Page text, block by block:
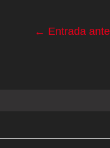
← Entrada